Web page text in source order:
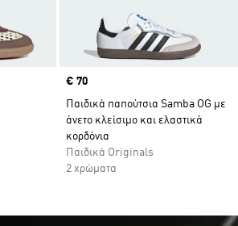
Price
€ 70
Παιδικά παπούτσια Samba OG με
άνετο κλείσιμο και ελαστικά
κορδόνια
Παιδικά Originals
2 χρώματα